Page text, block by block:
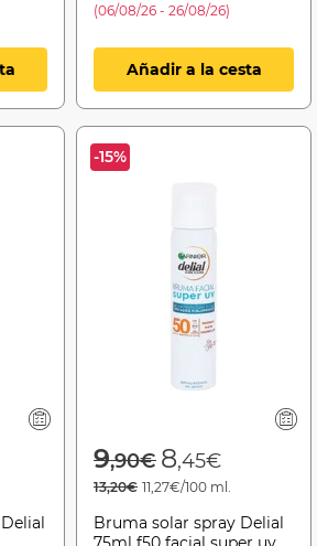
(06/08/26 - 26/08/26)
Añadir a la cesta
from
-15%
Price reduced
9,90€to
8,45€
13,20€ 11,27€/100 ml.
Bruma solar spray Delial